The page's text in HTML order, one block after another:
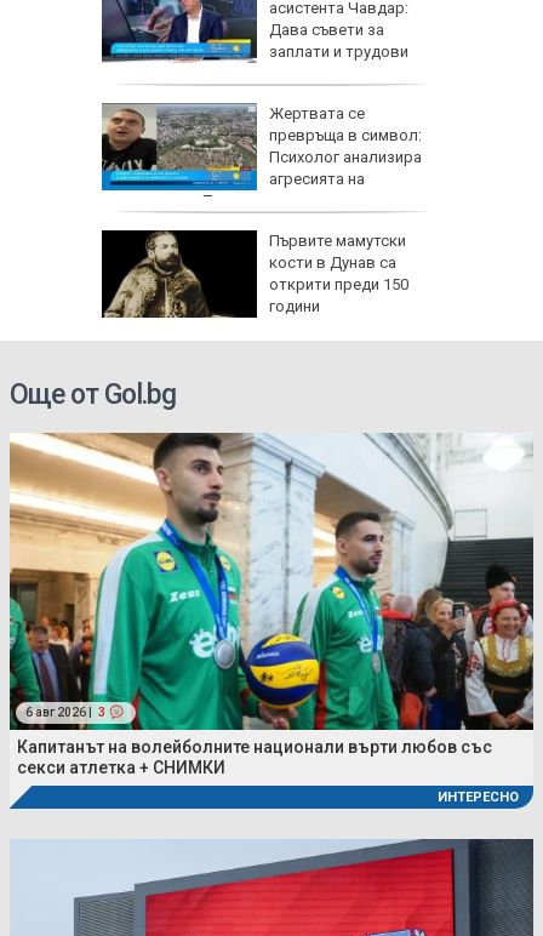
асистента Чавдар:
Дава съвети за
заплати и трудови
Жертвата се
превръща в символ:
Психолог анализира
агресията на
младежите в Пловдив
Първите мамутски
кости в Дунав са
открити преди 150
години
Още от Gol.bg
6 авг 2026 | 3
Капитанът на волейболните национали върти любов със
секси атлетка + СНИМКИ
ИНТЕРЕСНО